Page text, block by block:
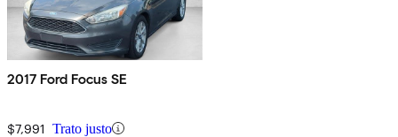
2017 Ford Focus SE
$7,991 Trato justo